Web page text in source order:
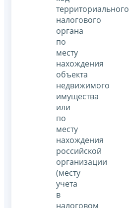
территориального
налогового
органа
по
месту
нахождения
объекта
недвижимого
имущества
или
по
месту
нахождения
российской
организации
(месту
учета
в
налоговом